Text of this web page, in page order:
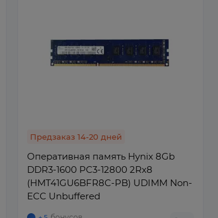
Предзаказ 14-20 дней
Оперативная память Hynix 8Gb
DDR3-1600 PC3-12800 2Rx8
(HMT41GU6BFR8C-PB) UDIMM Non-
ECC Unbuffered